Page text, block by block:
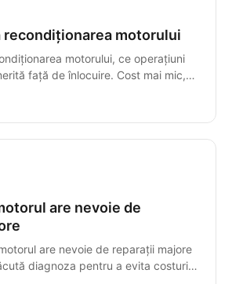
recondiționarea motorului
motorului, ce operațiuni
față de înlocuire. Cost mai mic,
are nevoie de
are nevoie de reparații majore
diagnoza pentru a evita costuri